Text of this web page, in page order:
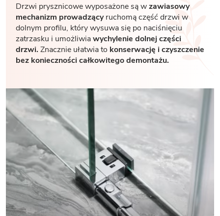
Drzwi prysznicowe wyposażone są wzawiasowy
mechanizm prowadzącyruchomą część drzwi w
dolnym profilu, który wysuwa się po naciśnięciu
zatrzasku i umożliwiawychylenie dolnej części
drzwi.Znacznie ułatwia to konserwację i czyszczenie
bez konieczności całkowitego demontażu.